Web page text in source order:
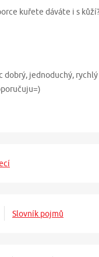
kuřete dáváte i s
dobrý, jednoduchý,
Slovník pojmů